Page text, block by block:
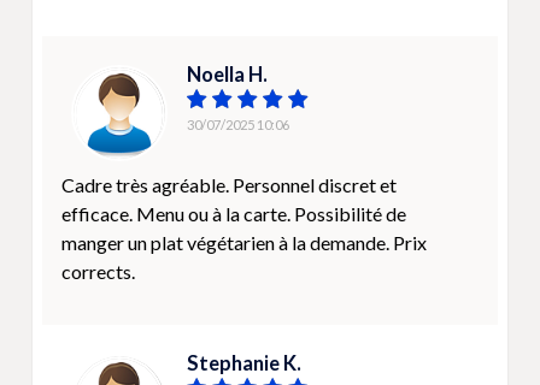
Noella H.
30/07/2025 10:06
Cadre très agréable. Personnel discret et
efficace. Menu ou à la carte. Possibilité de
manger un plat végétarien à la demande. Prix
corrects.
Stephanie K.